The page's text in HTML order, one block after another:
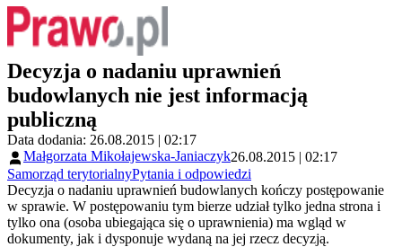
Decyzja o nadaniu uprawnień
budowlanych nie jest informacją
publiczną
Data dodania: 26.08.2015 | 02:17
Małgorzata Mikołajewska-Janiaczyk26.08.2015 | 02:17
Samorząd terytorialnyPytania i odpowiedzi
Decyzja o nadaniu uprawnień budowlanych kończy postępowanie
w sprawie. W postępowaniu tym bierze udział tylko jedna strona i
tylko ona (osoba ubiegająca się o uprawnienia) ma wgląd w
dokumenty, jak i dysponuje wydaną na jej rzecz decyzją.